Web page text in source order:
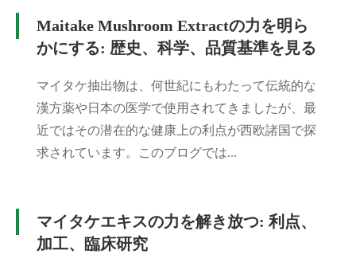
Maitake Mushroom Extractの力を明ら
かにする: 歴史、科学、品質基準を見る
マイタケ抽出物は、何世紀にもわたって伝統的な
漢方薬や日本の医学で使用されてきましたが、最
近ではその潜在的な健康上の利点が西欧諸国で探
求されています。このブログでは...
マイタケエキスの力を解き放つ: 利点、
加工、臨床研究